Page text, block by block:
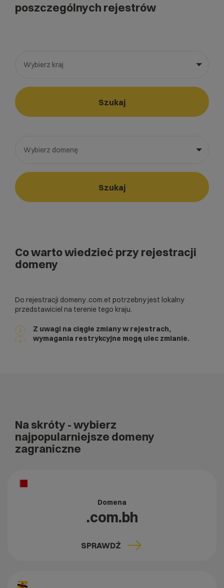
poszczególnych rejestrów
Wybierz kraj
Wybierz gotową listę. Użyj spacji, aby otworzyć.
Naciśnij spację, aby otworzyć listę, klawisze strzałek, aby
Szukaj
Wybierz domenę
Wybierz gotową listę. Użyj spacji, aby otworzyć.
Naciśnij spację, aby otworzyć listę, klawisze strzałek, aby
Szukaj
Co warto wiedzieć przy rejestracji
domeny
Do rejestracji domeny .com.et potrzebny jest lokalny
przedstawiciel na terenie tego kraju.
Z uwagi na ciągłe zmiany w rejestrach,
wymagania restrykcyjne mogą ulec zmianie.
Na skróty - wybierz
najpopularniejsze domeny
zagraniczne
Domena
.com.bh
SPRAWDŹ